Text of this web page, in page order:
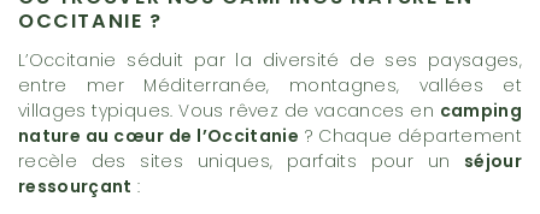
OCCITANIE ?
L’Occitanie séduit par la diversité de ses paysages,
entre mer Méditerranée, montagnes, vallées et
villages typiques. Vous rêvez de vacances en camping
nature au cœur de l’Occitanie ? Chaque département
recèle des sites uniques, parfaits pour un séjour
ressourçant :